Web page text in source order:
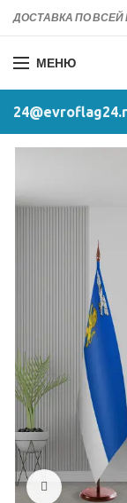
ДОСТАВКА ПО
МЕНЮ
Click to